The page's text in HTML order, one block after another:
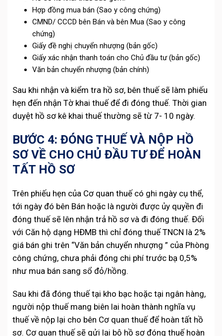
Hợp đồng mua bán (Sao y công chứng)
CMND/ CCCD bên Bán và bên Mua (Sao y công
chứng)
Giấy đề nghị chuyển nhượng (bản gốc)
Giấy xác nhận thanh toán cho Chủ đầu tư (bản gốc)
Văn bản chuyển nhượng (bản chính)
Sau khi nhận và kiểm tra hồ sơ, bên thuế sẽ làm phiếu
hẹn đến nhận Tờ khai thuế để đi đóng thuế. Thời gian
duyệt hồ sơ kê khai thuế thường sẽ từ 7- 10 ngày.
BƯỚC 4: ĐÓNG THUẾ VÀ NỘP HỒ
SƠ VỀ CHO CHỦ ĐẦU TƯ ĐỂ HOÀN
TẤT HỒ SƠ
Trên phiếu hẹn của Cơ quan thuế có ghi ngày cụ thể,
tới ngày đó bên Bán hoặc là người được ủy quyền đi
đóng thuế sẽ lên nhận trả hồ sơ và đi đóng thuế. Đối
với Căn hộ dạng HĐMB thì chỉ đóng thuế TNCN là 2%
giá bán ghi trên “Văn bản chuyển nhượng ” của Phòng
công chứng, chưa phải đóng chi phí trước bạ 0,5%
như mua bán sang sổ đỏ/hồng.
Sau khi đã đóng thuế tại kho bạc hoặc tại ngân hàng,
người nộp thuế mang biên lai hoàn thành nghĩa vụ
thuế về nộp lại cho bên Cơ quan thuế để hoàn tất hồ
sơ. Cơ quan thuế sẽ gửi lại bộ hồ sơ đóng thuế hoàn